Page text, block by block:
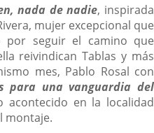
nada de nadie, inspirada
mujer excepcional que
seguir el camino que
reivindican Tablas y más
mes, Pablo Rosal con
para una vanguardia del
en la localidad
montaje.